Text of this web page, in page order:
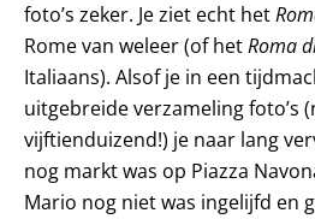
foto’s zeker. Je ziet echt het
Rome van weleer (of hetRoma
Italiaans). Alsof je in een
uitgebreide verzameling foto’s
vijftienduizend!) je naar lang
nog markt was op Piazza
Mario nog niet was ingelijfd en